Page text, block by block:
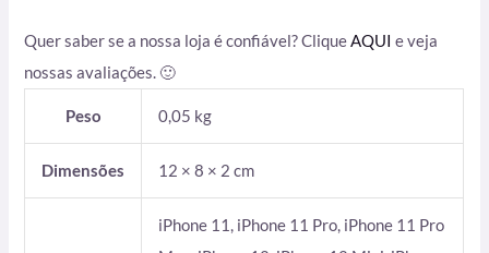
Quer saber se a nossa loja é confiável? CliqueAQUI e veja
nossas avaliações. 🙂
Peso 0,05 kg
Dimensões 12 × 8 × 2 cm
iPhone 11, iPhone 11 Pro, iPhone 11 Pro